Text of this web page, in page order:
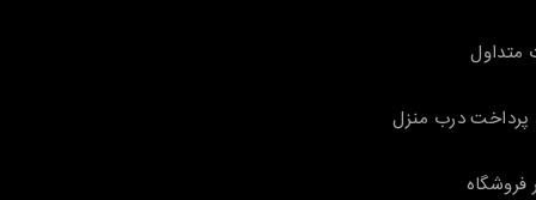
متداول
پرداخت درب منزل
فروشگاه